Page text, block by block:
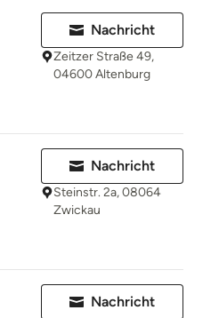
Nachricht
Zeitzer Straße 49,
04600 Altenburg
Nachricht
Steinstr. 2a, 08064
Zwickau
Nachricht